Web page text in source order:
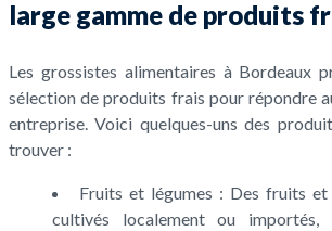
large gamme de produits
Les grossistes alimentaires à Bordeaux
sélection de produits frais pour répondre
entreprise. Voici quelques-uns des
trouver :
Fruits et légumes : Des fruits et
cultivés localement ou